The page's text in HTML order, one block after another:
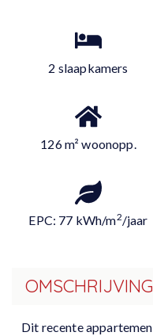
2 slaapkamers
126 m² woonopp.
EPC: 77 kWh/m2/jaar
OMSCHRIJVING
Dit recente